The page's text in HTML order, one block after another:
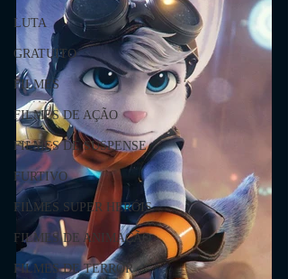
LUTA
GRATUITO
FILMES
FILMES DE AÇÃO
FILMES DE SUSPENSE
FURTIVO
FILMES SUPER HERÓIS
FILMES DE ANIMAÇÃO
FILMES DE TERROR